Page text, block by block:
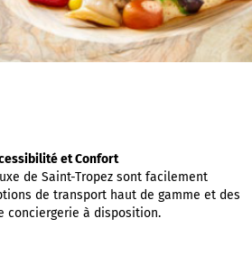
et Confort
de Saint-Tropez sont facilement
de transport haut de gamme et des
conciergerie à disposition.